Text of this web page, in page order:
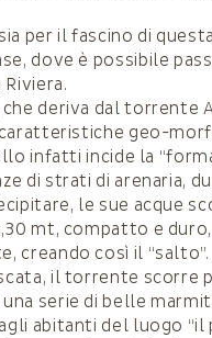
per il fascino di
dove è possibile
che deriva dal torrente
geo-
infatti incide la
di strati di arenaria,
le sue acque
mt, compatto e
creando così il “salto”.
il torrente scorre
serie di belle
abitanti del luogo “il